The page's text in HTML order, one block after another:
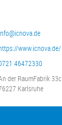
www.icnova.de/
46472330
der RaumFabrik 33c
Karlsruhe